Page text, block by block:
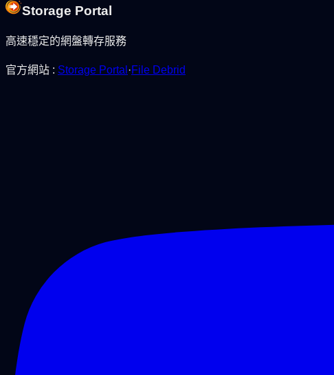
Storage Portal
高速穩定的網盤轉存服務
官方網站 : Storage Portal ·File Debrid